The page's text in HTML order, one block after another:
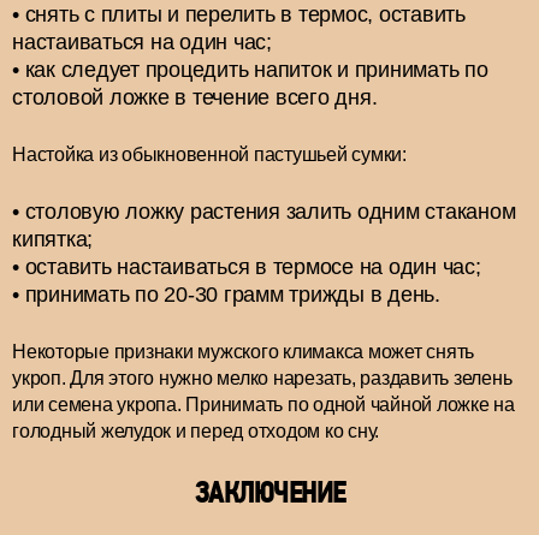
снять с плиты и перелить в термос, оставить
настаиваться на один час;
как следует процедить напиток и принимать по
столовой ложке в течение всего дня.
Настойка из обыкновенной пастушьей сумки:
столовую ложку растения залить одним стаканом
кипятка;
оставить настаиваться в термосе на один час;
принимать по 20-30 грамм трижды в день.
Некоторые признаки мужского климакса может снять
укроп. Для этого нужно мелко нарезать, раздавить зелень
или семена укропа. Принимать по одной чайной ложке на
голодный желудок и перед отходом ко сну.
ЗАКЛЮЧЕНИЕ